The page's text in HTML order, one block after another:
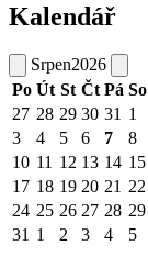
Kalendář
Srpen2026
Po Út St Čt Pá So
27 28 29 30 31 1
3
4 5 6 7 8
10 11 12 13 14 15
17 18 19 20 21 22
24 25 26 27 28 29
31 1 2 3 4 5